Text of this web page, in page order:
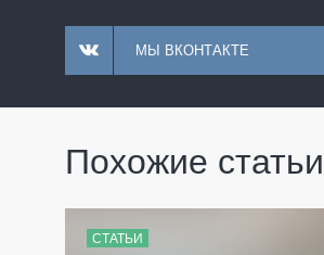
МЫ ВКОНТАКТЕ
Похожие статьи
СТАТЬИ